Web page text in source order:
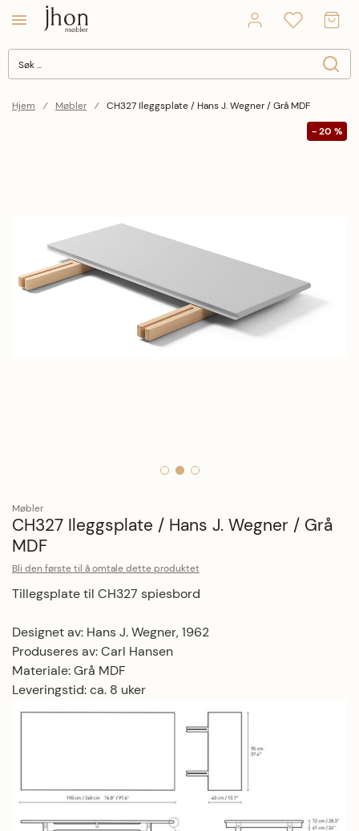
Søk
Close search
Søk
Hjem Møbler CH327 Ileggsplate / Hans J. Wegner / Grå MDF
-20 %
Møbler
CH327 Ileggsplate / Hans J. Wegner / Grå
MDF
Bli den første til å omtale dette produktet
Tillegsplate til CH327 spiesbord
Designet av: Hans J. Wegner, 1962
Produseres av: Carl Hansen
Materiale: Grå MDF
Leveringstid: ca. 8 uker